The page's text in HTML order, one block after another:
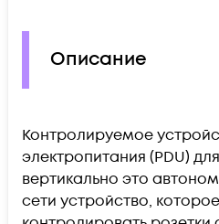
Описание
Контролируемое
электропитания (PDU)
вертикально это
сети устройство,